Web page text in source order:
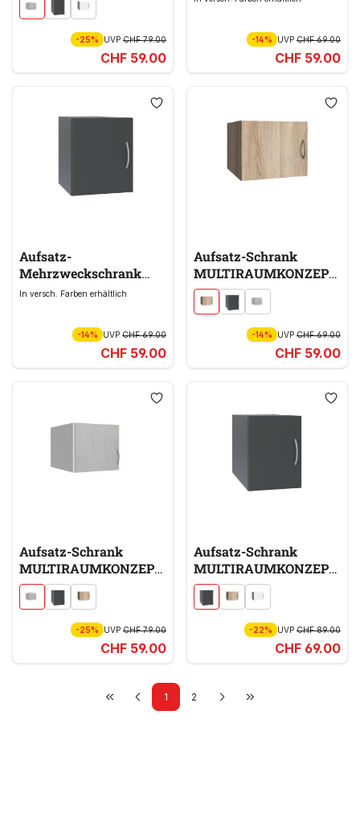
-25% UVP CHF 79.00
CHF 59.00
-14% UVPCHF 69.00
CHF 59.00
Aufsatz-
Mehrzweckschrank
MULTIRAUMKONZEPT
In versch. Farben erhältlich
-14% UVP CHF 69.00
CHF 59.00
Aufsatz-Schrank
MULTIRAUMKONZEPT
braun
-14% UVPCHF 69.00
CHF 59.00
Aufsatz-Schrank
MULTIRAUMKONZEPT
grau
-25% UVP CHF 79.00
CHF 59.00
Aufsatz-Schrank
MULTIRAUMKONZEPT
grau
-22% UVPCHF 89.00
CHF 69.00
1 2